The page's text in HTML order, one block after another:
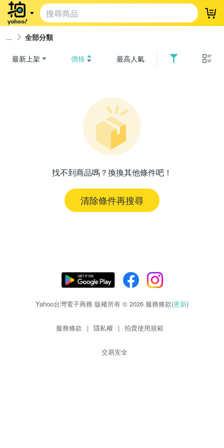
登
全部分類
最新上架 價格 最高人氣
找不到商品嗎？換換其他條件吧！
清除條件再搜尋
Yahoo台灣電子商務 版權所有 © 2026 服務條款(更新)
服務條款 | 隱私權 | 拍賣使用規範
交易安全